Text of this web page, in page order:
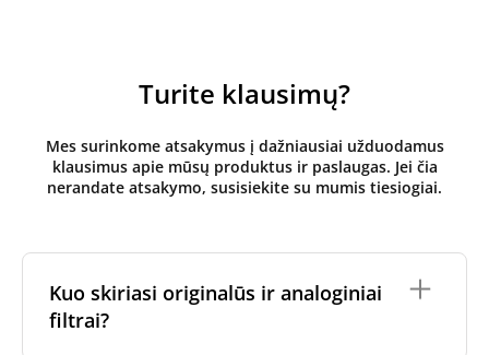
Turite klausimų?
Mes surinkome atsakymus į dažniausiai užduodamus
klausimus apie mūsų produktus ir paslaugas. Jei čia
nerandate atsakymo, susisiekite su mumis tiesiogiai.
Kuo skiriasi originalūs ir analoginiai
filtrai?